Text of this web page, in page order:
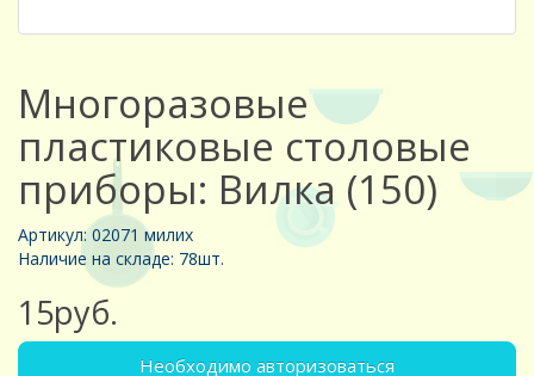
Многоразовые
пластиковые столовые
приборы: Вилка (150)
Артикул: 02071 милих
Наличие на складе: 78шт.
15руб.
Необходимо авторизоваться